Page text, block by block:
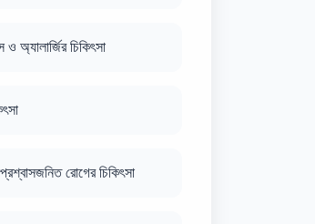
অ্যালার্জির চিকিৎসা
রোগের চিকিৎসা